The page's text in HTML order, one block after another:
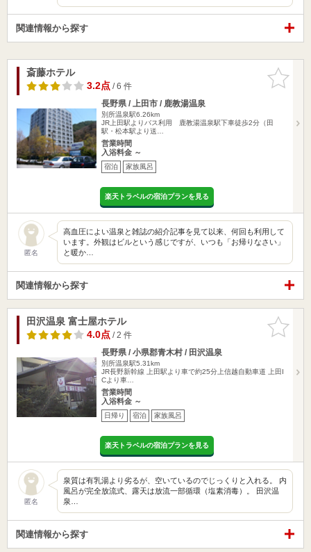
関連情報から探す
お気に入
りに追加
斎藤ホテル
3.2点/ 6 件
長野県 / 上田市 / 鹿教湯温泉
別所温泉駅6.26km
JR上田駅よりバス利用 鹿教湯温泉駅下車徒歩2分（田
駅・松本駅より送…
営業時間
入浴料金 ～
宿泊 家族風呂
楽天トラベルの宿泊プランを見る
匿名
高血圧によい温泉と雑誌の紹介記事を見て以来、何回も利用して
います。外観はビルという感じですが、いつも「お帰りなさい」
と暖か…
関連情報から探す
お気に入
りに追加
田沢温泉 富士屋ホテル
4.0点/ 2 件
長野県 / 小県郡青木村 / 田沢温泉
別所温泉駅5.31km
JR長野新幹線 上田駅より車で約25分上信越自動車道 上田I
Cより車…
営業時間
入浴料金 ～
日帰り 宿泊 家族風呂
楽天トラベルの宿泊プランを見る
匿名
泉質は有乳湯より劣るが、空いているのでじっくりと入れる。 内
風呂が完全放流式、露天は放流一部循環（塩素消毒）。 田沢温
泉…
関連情報から探す